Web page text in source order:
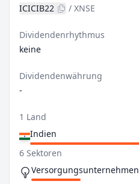
ICICIB22
/ XNSE
Dividendenrhythmus
keine
Dividendenwährung
-
1 Land
Indien
6 Sektoren
Versorgungsunternehmen